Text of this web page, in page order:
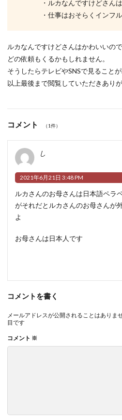
・ルカなんですけどさん
・仕事はおそらくインフ
ルカなんですけどさんはかわいいの
どの依頼もくるかもしれません。
そうしたらテレビやSNSで見ること
以上最後まで閲覧していただきあり
コメント （1件）
し
2021年6月21日 3:48 PM
ルカさんのお母さんは日本語ペラ
がそれだとルカさんのお母さんが
よ
お母さんは日本人です
コメントを書く
メールアドレスが公開されることはありませ
目です
コメント ※